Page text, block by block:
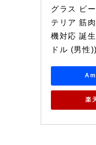
グラス ビ
テリア 筋
機対応 誕
ドル (男性))
楽